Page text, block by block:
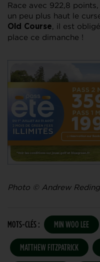
Race avec 922,8
un peu plus haut le
Old Course, il est
place ce dimanche !
Photo © Andrew
MOTS-CLÉS : MIN WOO LEE
MATTHEW FITZPATRICK